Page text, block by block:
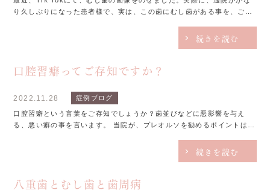
り久しぶりになった患者様で、実は、この歯にむし歯がある事を、ご本
大きなむし歯が、ありました。実は、慢性的に進...
続きを読む
口腔習癖ってご存知ですか？
2022.11.28 症例ブログ
口腔習癖という言葉をご存知でしょうか？歯並びなどに悪影響を与え
る、悪い癖の事を言います。 当院が、プレオルソを勧めるポイントは、
続きを読む
八重歯とむし歯と歯周病